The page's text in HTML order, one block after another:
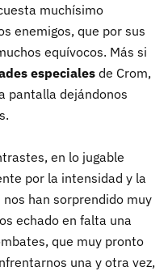
muchísimo
enemigos, que por sus
equívocos. Más si
especiales de Crom,
pantalla dejándonos
en lo jugable
por la intensidad y la
nos han sorprendido muy
echado en falta una
que muy pronto
una y otra vez,